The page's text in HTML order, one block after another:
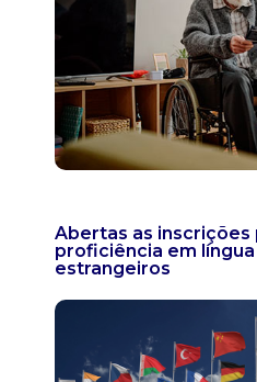
Abertas as inscrições
proficiência em
estrangeiros